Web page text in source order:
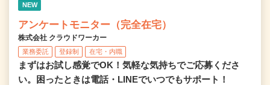
NEW
アンケートモニター（完全在宅）
株式会社 クラウドワーカー
業務委託 登録制 在宅・内職
まずはお試し感覚でOK！気軽な気持ちでご応募くださ
い。困ったときは電話・LINEでいつでもサポート！